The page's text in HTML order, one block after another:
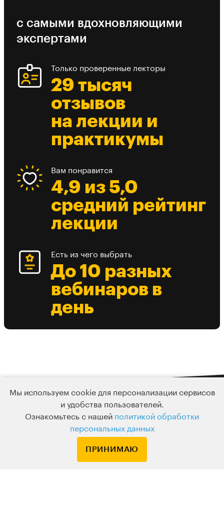
с самыми вдохновляющими
экспертами
Только проверенные лекторы
29 тысяч
отзывов
на лекции и
практикумы
Вам понравится
4,9 из 5,0
средний рейтинг
лекции
Есть из чего выбрать
До 10 разных
вебинаров в
день
Мы используем cookie для персонализации сервисов
и удобства пользователей.
Ознакомьтесь с нашей политикой обработки
персональных данных
ПРИНИМАЮ